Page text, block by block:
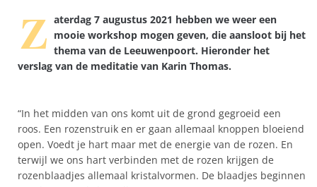
Z aterdag 7 augustus 2021 hebben we weer een
mooie workshop mogen geven, die aansloot bij het
thema van de Leeuwenpoort. Hieronder het
verslag van de meditatie van Karin Thomas.
“In het midden van ons komt uit de grond gegroeid een
roos. Een rozenstruik en er gaan allemaal knoppen bloeiend
open. Voedt je hart maar met de energie van de rozen. En
terwijl we ons hart verbinden met de rozen krijgen de
rozenblaadjes allemaal kristalvormen. De blaadjes beginnen